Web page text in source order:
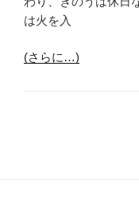
は火を入
(さらに…)